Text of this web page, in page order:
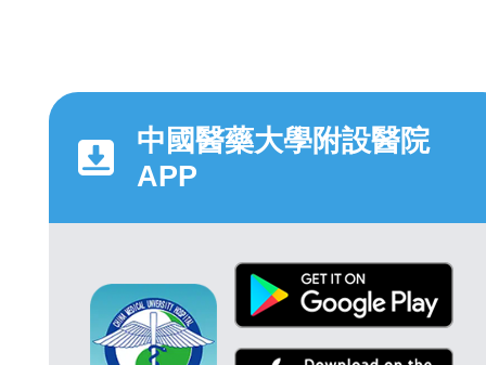
中國醫藥大學附設醫院
APP